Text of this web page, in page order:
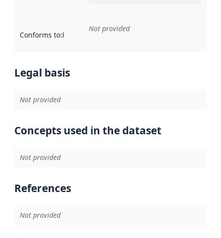
Conforms to:Reference to an implementation rule or other
Not provided
Legal basis
Not provided
Concepts used in the dataset
Not provided
References
Not provided